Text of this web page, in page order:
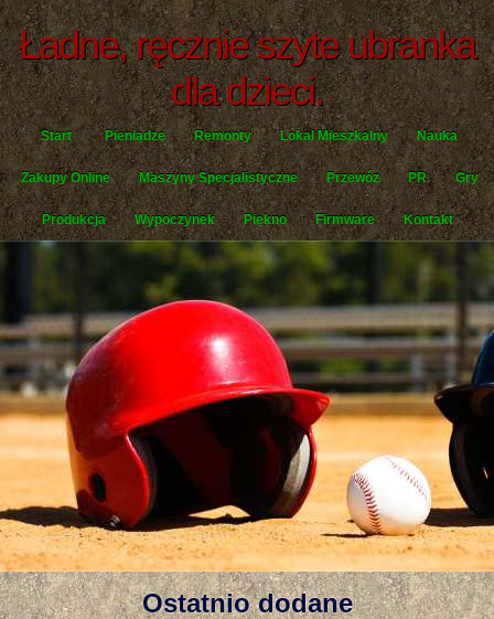
Ładne, ręcznie szyte ubranka
dla dzieci.
Start Pieniądze Remonty Lokal Mieszkalny Nauka
Zakupy Online Maszyny Specjalistyczne Przewóz PR Gry
Produkcja Wypoczynek Piękno Firmware Kontakt
Ostatnio dodane